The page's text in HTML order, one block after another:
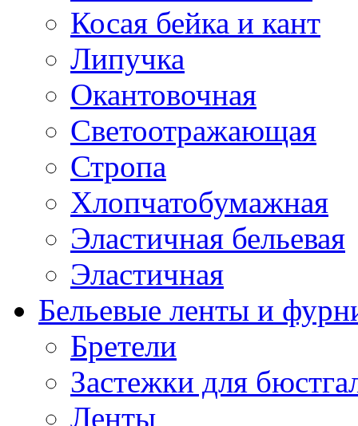
Косая бейка и кант
Липучка
Окантовочная
Светоотражающая
Стропа
Хлопчатобумажная
Эластичная бельевая
Эластичная
Бельевые ленты и
Бретели
Застежки для
Ленты